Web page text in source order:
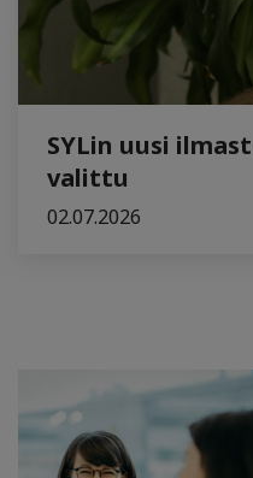
SYLin uusi
valittu
02.07.2026